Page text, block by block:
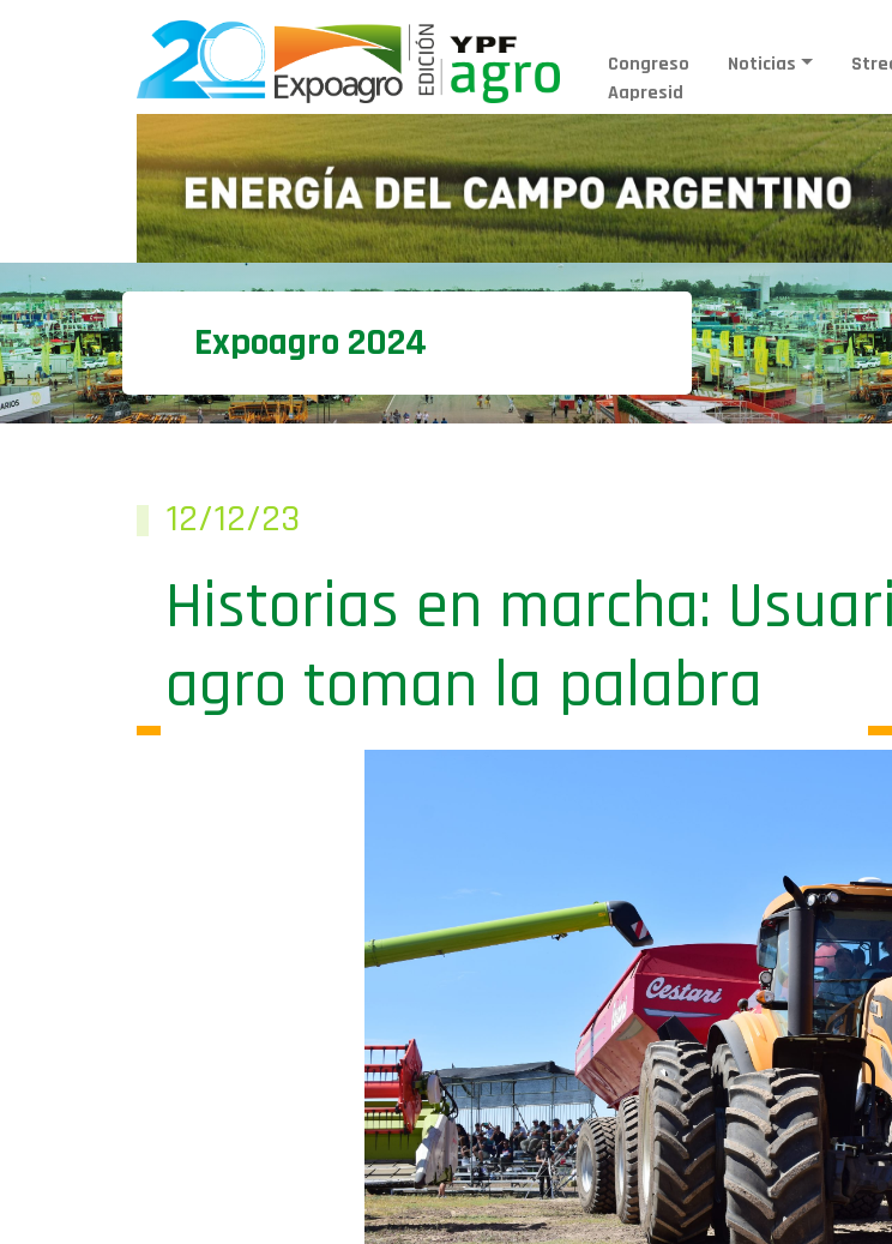
Congreso
Aapresid
Noticias
Expoagro 2024
12/12/23
Historias en marcha:
agro toman la palabra